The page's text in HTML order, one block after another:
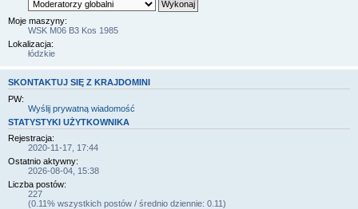
Moje maszyny:
WSK M06 B3 Kos 1985
Lokalizacja:
łódzkie
SKONTAKTUJ SIĘ Z KRAJDOMINI
PW:
Wyślij prywatną wiadomość
STATYSTYKI UŻYTKOWNIKA
Rejestracja:
2020-11-17, 17:44
Ostatnio aktywny:
2026-08-04, 15:38
Liczba postów:
227
(0.11% wszystkich postów / średnio dziennie: 0.11)